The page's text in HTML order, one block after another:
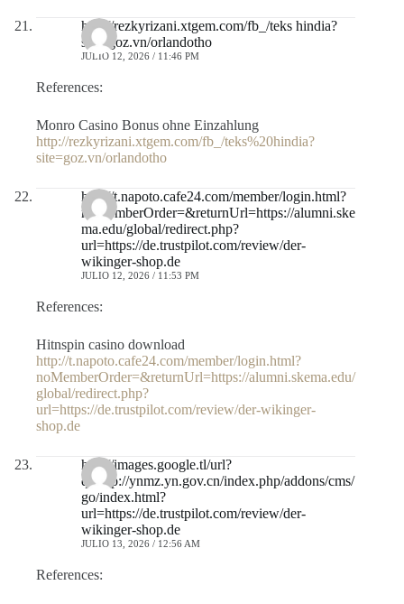
http://rezkyrizani.xtgem.com/fb_/teks hindia?
site=goz.vn/orlandotho
JULIO 12, 2026 / 11:46 PM
References:
Monro Casino Bonus ohne Einzahlung
http://rezkyrizani.xtgem.com/fb_/teks%20hindia?
site=goz.vn/orlandotho
http://t.napoto.cafe24.com/member/login.html?
noMemberOrder=&returnUrl=https://alumni.ske
ma.edu/global/redirect.php?
url=https://de.trustpilot.com/review/der-
wikinger-shop.de
JULIO 12, 2026 / 11:53 PM
References:
Hitnspin casino download
http://t.napoto.cafe24.com/member/login.html?
noMemberOrder=&returnUrl=https://alumni.skema.edu/
global/redirect.php?
url=https://de.trustpilot.com/review/der-wikinger-
shop.de
http://images.google.tl/url?
q=http://ynmz.yn.gov.cn/index.php/addons/cms/
go/index.html?
url=https://de.trustpilot.com/review/der-
wikinger-shop.de
JULIO 13, 2026 / 12:56 AM
References: